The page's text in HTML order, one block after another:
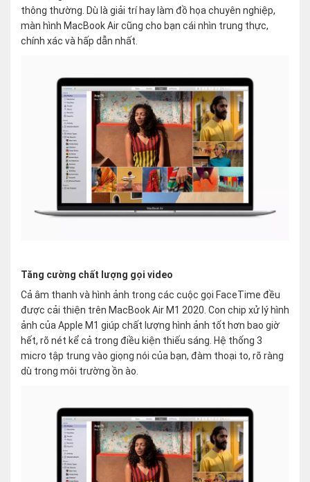
thông thường. Dù là giải trí hay làm đồ họa chuyên nghiệp,
màn hình MacBook Air cũng cho bạn cái nhìn trung thực,
chính xác và hấp dẫn nhất.
Tăng cường chất lượng gọi video
Cả âm thanh và hình ảnh trong các cuộc gọi FaceTime đều
được cải thiện trên MacBook Air M1 2020. Con chip xử lý hình
ảnh của Apple M1 giúp chất lượng hình ảnh tốt hơn bao giờ
hết, rõ nét kể cả trong điều kiện thiếu sáng. Hệ thống 3
micro tập trung vào giọng nói của bạn, đàm thoại to, rõ ràng
dù trong môi trường ồn ào.